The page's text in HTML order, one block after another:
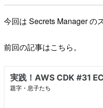
今回は Secrets Manager の
前回の記事はこちら。